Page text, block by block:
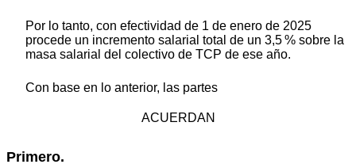
Por lo tanto, con efectividad de 1 de enero de 2025
procede un incremento salarial total de un 3,5 % sobre la
masa salarial del colectivo de TCP de ese año.
Con base en lo anterior, las partes
ACUERDAN
Primero.